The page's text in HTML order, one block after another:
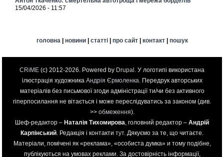
15/04/2026 - 11:57
головна| новини| статті| про сайт| контакт| пошук
CRiME (c) 2012-2026. Powered by Drupal . У логотипі використана
ілюстрація художника Андрія Єрмоленка. Передрук авторських
матеріалів без письмової згоди адміністрації ти/чи без активного
гіперпосилання не вітається і може переслідуватись за законом (див.
>> обмеження).
Шеф-редактор – Наталія Тихомирова, головний редактор – Андрій
Карпінський. Редакція і контакти тут. Дякуємо за те, що читаєте.
Матеріали, помічені як «реклама», «особиста думка» и тому подібне,
публікуються на умовах реклами. За достовірність інформації,